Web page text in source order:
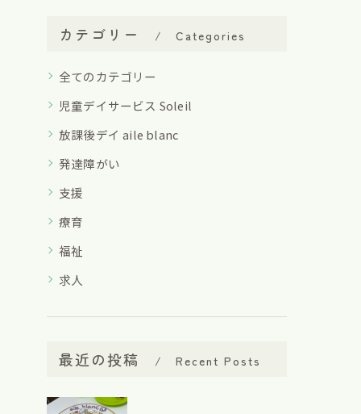
カテゴリー Categories
全てのカテゴリー
児童デイサービス Soleil
放課後デイ aile blanc
発達障がい
支援
療育
福祉
求人
最近の投稿 Recent Posts